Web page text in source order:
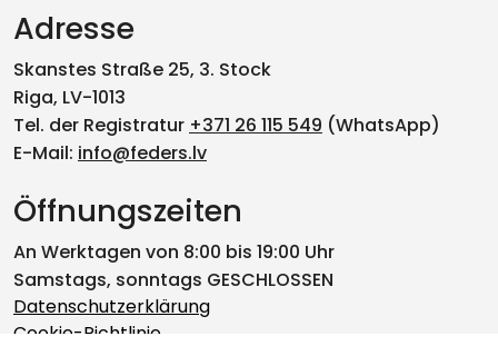
Adresse
Skanstes Straße 25, 3. Stock
Riga, LV-1013
Tel. der Registratur +371 26 115 549 (WhatsApp)
E-Mail: info@feders.lv
Öffnungszeiten
An Werktagen von 8:00 bis 19:00 Uhr
Samstags, sonntags GESCHLOSSEN
Datenschutzerklärung
Cookie-Richtlinie